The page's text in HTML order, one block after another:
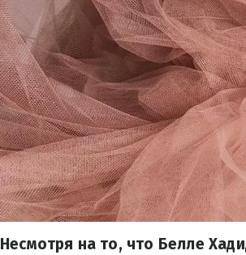
Несмотря на то, что Белле